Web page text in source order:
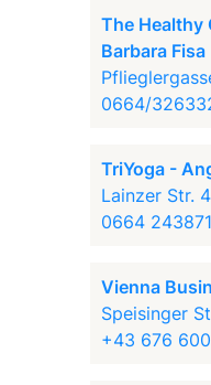
The Healthy
Barbara Fisa
0664/
TriYoga -
Lainzer Str.
0664
Vienna
Speisinger
+43 676